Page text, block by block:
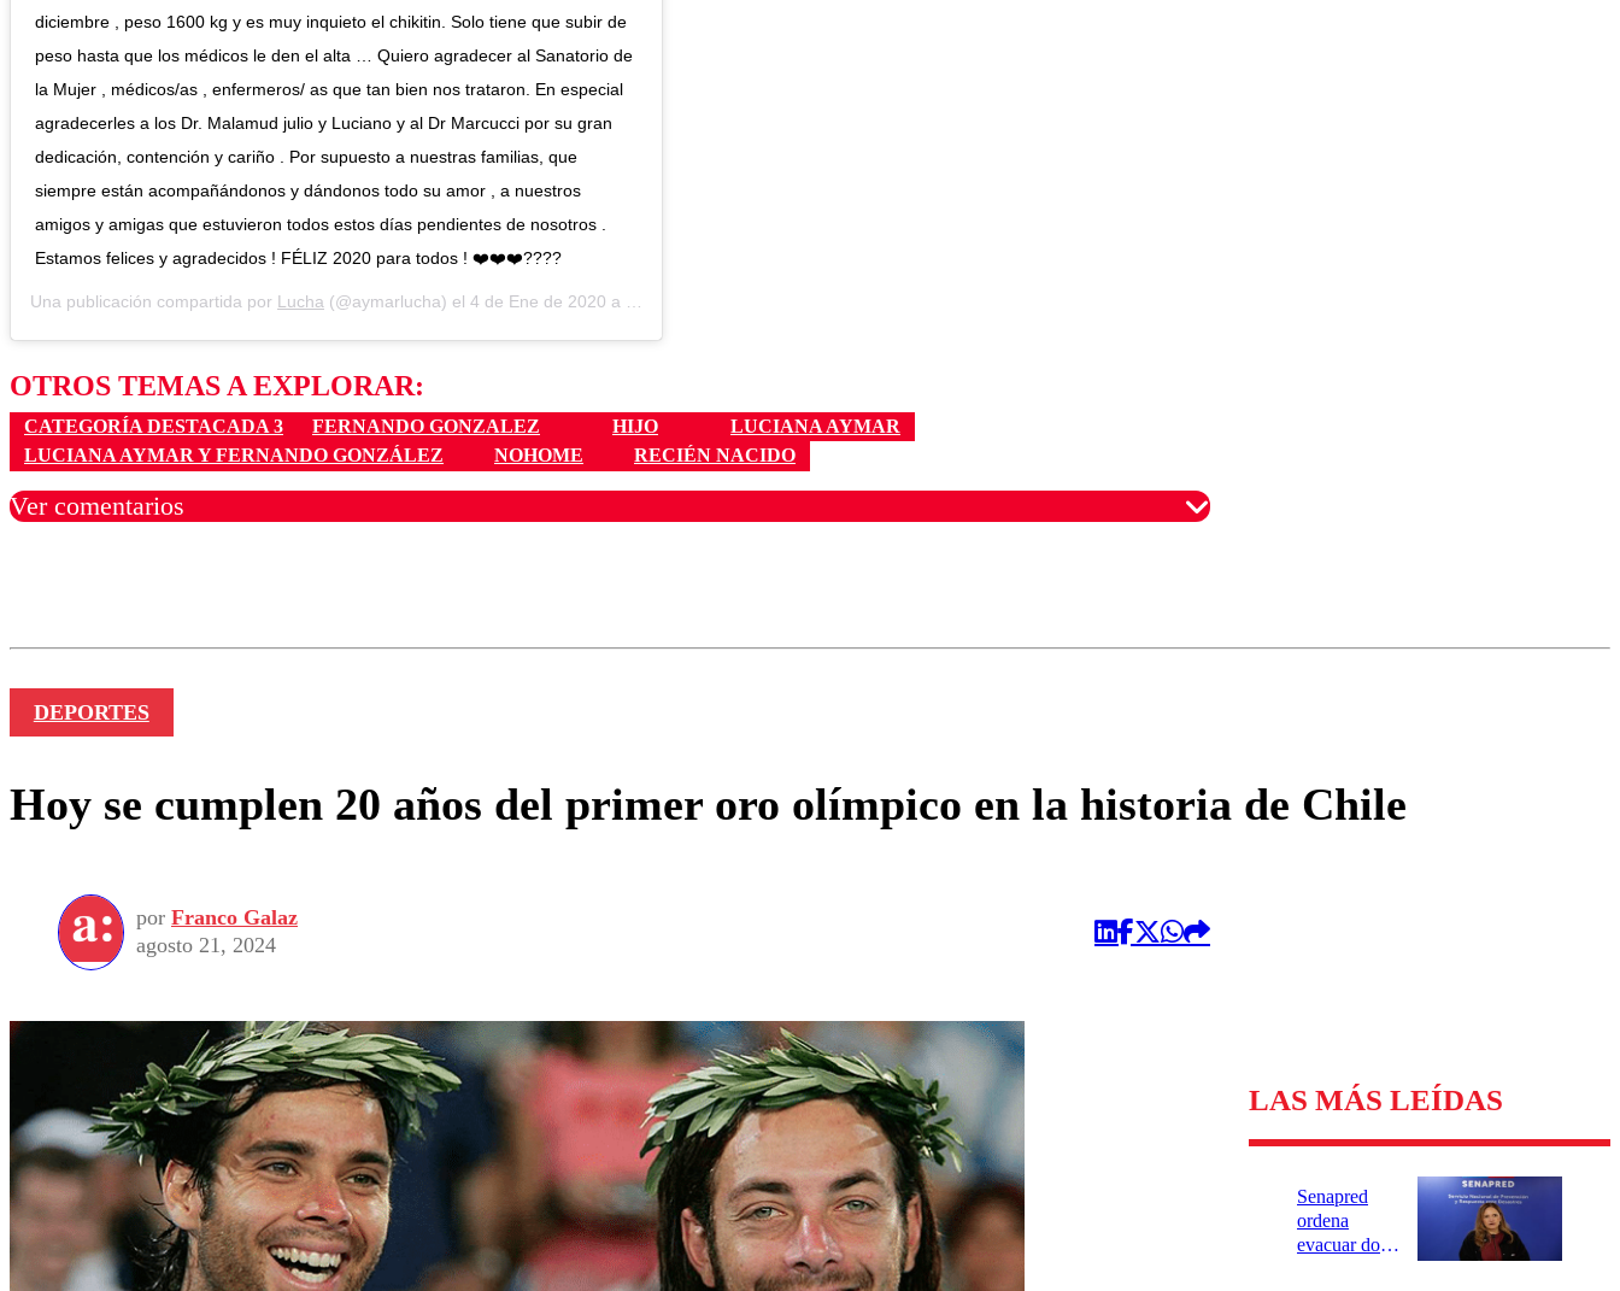
diciembre , peso 1600 kg y es muy inquieto el chikitin. Solo tiene que subir de
peso hasta que los médicos le den el alta … Quiero agradecer al Sanatorio de
la Mujer , médicos/as , enfermeros/ as que tan bien nos trataron. En especial
agradecerles a los Dr. Malamud julio y Luciano y al Dr Marcucci por su gran
dedicación, contención y cariño . Por supuesto a nuestras familias, que
siempre están acompañándonos y dándonos todo su amor , a nuestros
amigos y amigas que estuvieron todos estos días pendientes de nosotros .
Estamos felices y agradecidos ! FÉLIZ 2020 para todos ! ❤️❤️❤️????
Una publicación compartida por Lucha (@aymarlucha) el 4 de Ene de 2020 a las 10:23 PST
OTROS TEMAS A EXPLORAR:
CATEGORÍA DESTACADA 3 FERNANDO GONZALEZ HIJO
LUCIANA AYMAR
LUCIANA AYMAR Y FERNANDO GONZÁLEZ
NOHOME RECIÉN NACIDO
Ver comentarios
DEPORTES
Hoy se cumplen 20 años del primer oro olímpico en la historia de Chile
por Franco Galaz
agosto 21, 2024
LAS MÁS LEÍDAS
Senapred
ordena
evacuar dos